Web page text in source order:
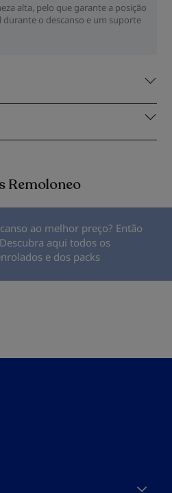
alta, pelo que garante a posição
o descanso e um suporte
Remoloneo
ao melhor preço? Então
aqui todos os
e dos packs